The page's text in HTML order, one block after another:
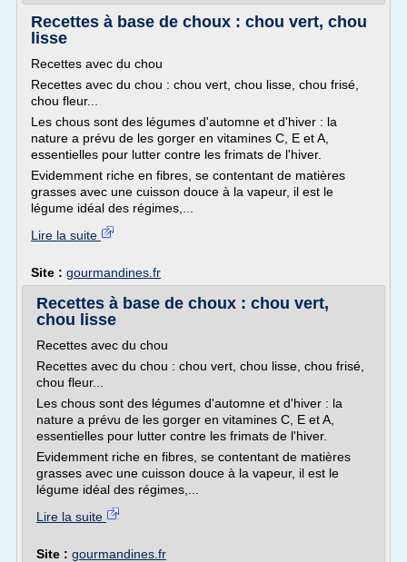
Recettes à base de choux : chou vert, chou
lisse
Recettes avec du chou
Recettes avec du chou : chou vert, chou lisse, chou frisé,
chou fleur...
Les chous sont des légumes d'automne et d'hiver : la
nature a prévu de les gorger en vitamines C, E et A,
essentielles pour lutter contre les frimats de l'hiver.
Evidemment riche en fibres, se contentant de matières
grasses avec une cuisson douce à la vapeur, il est le
légume idéal des régimes,...
Lire la suite
Site : gourmandines.fr
Recettes à base de choux : chou vert,
chou lisse
Recettes avec du chou
Recettes avec du chou : chou vert, chou lisse, chou frisé,
chou fleur...
Les chous sont des légumes d'automne et d'hiver : la
nature a prévu de les gorger en vitamines C, E et A,
essentielles pour lutter contre les frimats de l'hiver.
Evidemment riche en fibres, se contentant de matières
grasses avec une cuisson douce à la vapeur, il est le
légume idéal des régimes,...
Lire la suite
Site : gourmandines.fr